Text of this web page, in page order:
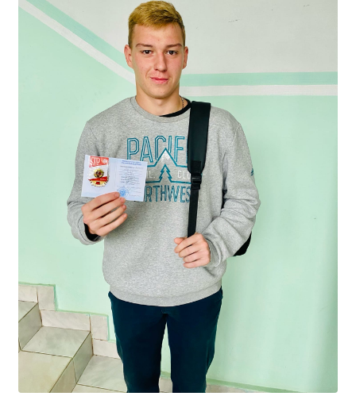
Профилактическая работа
Работа педагога-психолога
Студенческий совет
Студенческий спортивный клуб
МЕТОДИЧЕСКАЯ РАБОТА
В помощь педагогам и мастерам ПО
ПРОЧЕЕ
История нашего техникума
Фотографии техникума
ПОЛЕЗНЫЕ ССЫЛКИ
Министерство науки и высшего образования
Главное управление по контролю за оборотом
наркотиков